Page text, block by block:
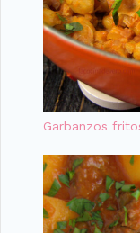
Garbanzos